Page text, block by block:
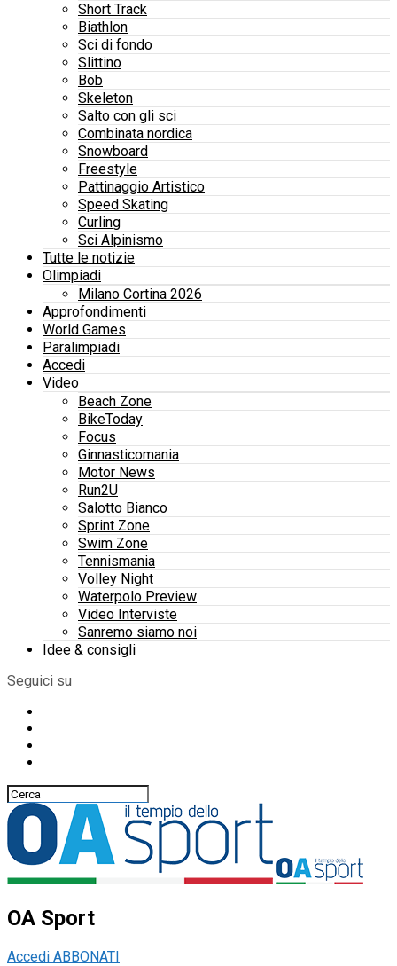
Short Track
Biathlon
Sci di fondo
Slittino
Bob
Skeleton
Salto con gli sci
Combinata nordica
Snowboard
Freestyle
Pattinaggio Artistico
Speed Skating
Curling
Sci Alpinismo
Tutte le notizie
Olimpiadi
Milano Cortina 2026
Approfondimenti
World Games
Paralimpiadi
Accedi
Video
Beach Zone
BikeToday
Focus
Ginnasticomania
Motor News
Run2U
Salotto Bianco
Sprint Zone
Swim Zone
Tennismania
Volley Night
Waterpolo Preview
Video Interviste
Sanremo siamo noi
Idee & consigli
Seguici su
OA Sport
Accedi ABBONATI